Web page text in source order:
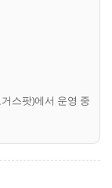
스팟)에서 운영 중